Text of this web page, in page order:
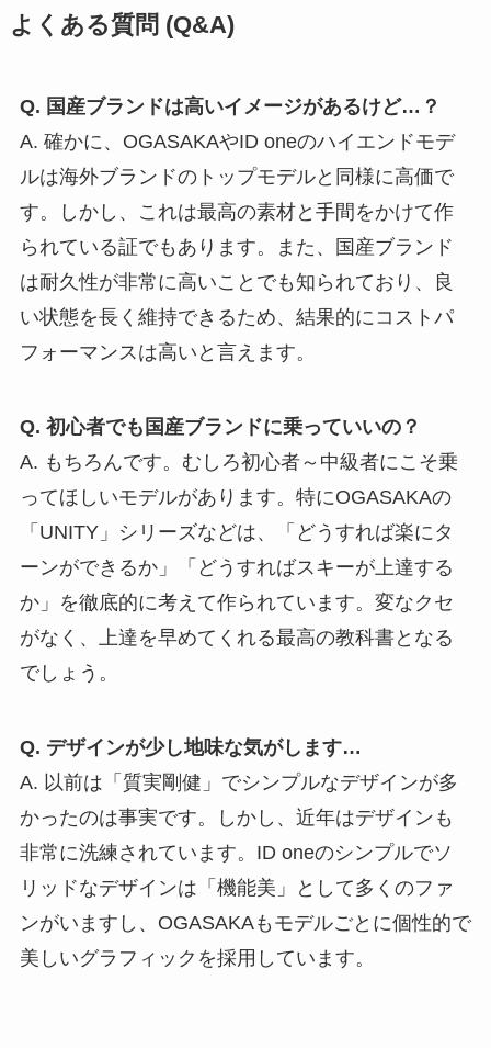
よくある質問 (Q&A)
Q. 国産ブランドは高いイメージがあるけど…？
A. 確かに、OGASAKAやID oneのハイエンドモデ
ルは海外ブランドのトップモデルと同様に高価で
す。しかし、これは最高の素材と手間をかけて作
られている証でもあります。また、国産ブランド
は耐久性が非常に高いことでも知られており、良
い状態を長く維持できるため、結果的にコストパ
フォーマンスは高いと言えます。
Q. 初心者でも国産ブランドに乗っていいの？
A. もちろんです。むしろ初心者～中級者にこそ乗
ってほしいモデルがあります。特にOGASAKAの
「UNITY」シリーズなどは、「どうすれば楽にタ
ーンができるか」「どうすればスキーが上達する
か」を徹底的に考えて作られています。変なクセ
がなく、上達を早めてくれる最高の教科書となる
でしょう。
Q. デザインが少し地味な気がします…
A. 以前は「質実剛健」でシンプルなデザインが多
かったのは事実です。しかし、近年はデザインも
非常に洗練されています。ID oneのシンプルでソ
リッドなデザインは「機能美」として多くのファ
ンがいますし、OGASAKAもモデルごとに個性的で
美しいグラフィックを採用しています。